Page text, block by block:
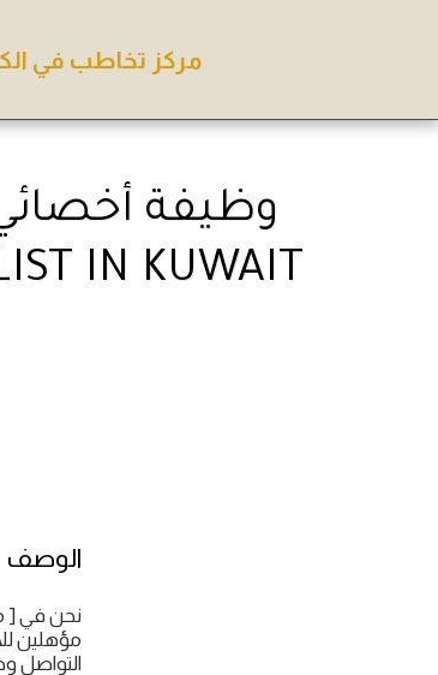
مركز تخاطب في
IN KUWAIT
الوصف
نحن في [
مؤهلين
التواصل